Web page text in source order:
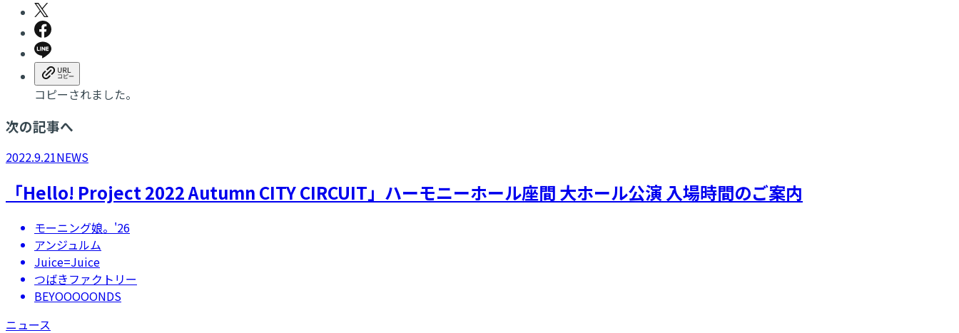
コピーされました。
次の記事へ
2022.9.21NEWS
「Hello! Project 2022 Autumn CITY CIRCUIT」ハーモニーホール座間 大ホール公演 入場時間のご案内
モーニング娘。'26
アンジュルム
Juice=Juice
つばきファクトリー
BEYOOOOONDS
ニュース